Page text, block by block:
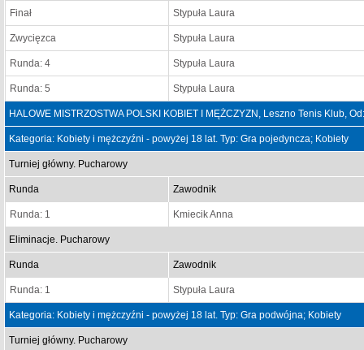
Finał Stypuła Laura
Zwycięzca Stypuła Laura
Runda: 4 Stypuła Laura
Runda: 5 Stypuła Laura
HALOWE MISTRZOSTWA POLSKI KOBIET I MĘŻCZYZN, Leszno Tenis Klub,
Kategoria: Kobiety i mężczyźni - powyżej 18 lat. Typ: Gra pojedyncza; Kobiety
Turniej główny. Pucharowy
Runda Zawodnik
Runda: 1 Kmiecik Anna
Eliminacje. Pucharowy
Runda Zawodnik
Runda: 1 Stypuła Laura
Kategoria: Kobiety i mężczyźni - powyżej 18 lat. Typ: Gra podwójna; Kobiety
Turniej główny. Pucharowy